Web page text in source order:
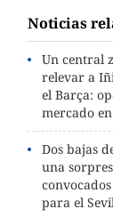
Noticias
Un central
relevar a
el Barça:
mercado
Dos bajas
una
para el